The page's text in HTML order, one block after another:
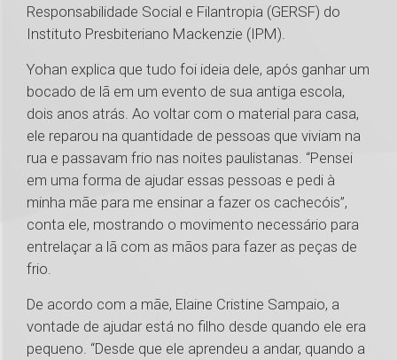
Responsabilidade Social e Filantropia (GERSF) do
Instituto Presbiteriano Mackenzie (IPM).
Yohan explica que tudo foi ideia dele, após ganhar um
bocado de lã em um evento de sua antiga escola,
dois anos atrás. Ao voltar com o material para casa,
ele reparou na quantidade de pessoas que viviam na
rua e passavam frio nas noites paulistanas. “Pensei
em uma forma de ajudar essas pessoas e pedi à
minha mãe para me ensinar a fazer os cachecóis”,
conta ele, mostrando o movimento necessário para
entrelaçar a lã com as mãos para fazer as peças de
frio.
De acordo com a mãe, Elaine Cristine Sampaio, a
vontade de ajudar está no filho desde quando ele era
pequeno. “Desde que ele aprendeu a andar, quando a